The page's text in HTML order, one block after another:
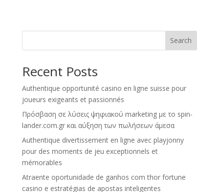
Search
Recent Posts
Authentique opportunité casino en ligne suisse pour
joueurs exigeants et passionnés
Πρόσβαση σε λύσεις ψηφιακού marketing με το spin-
lander.com.gr και αύξηση των πωλήσεων άμεσα
Authentique divertissement en ligne avec playjonny
pour des moments de jeu exceptionnels et
mémorables
Atraente oportunidade de ganhos com thor fortune
casino e estratégias de apostas inteligentes